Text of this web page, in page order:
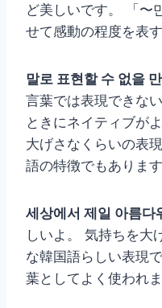
ど美しいです。 「〜
せて感動の程度を表
말로 표현할 수 없을
言葉では表現できな
ときにネイティブが
大げさなくらいの表
語の特徴でもあります
세상에서 제일 아름다
しいよ。 気持ちを大
な韓国語らしい表現
葉としてよく使われま